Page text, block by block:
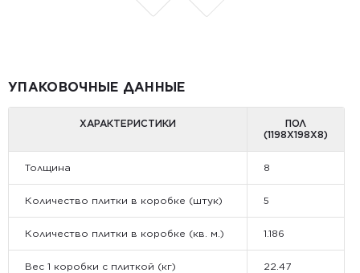
УПАКОВОЧНЫЕ ДАННЫЕ
ХАРАКТЕРИСТИКИ
ПОЛ
(1198Х198Х8)
Толщина 8
Количество плитки в коробке (штук) 5
Количество плитки в коробке (кв. м.) 1.186
Вес 1 коробки с плиткой (кг) 22.47